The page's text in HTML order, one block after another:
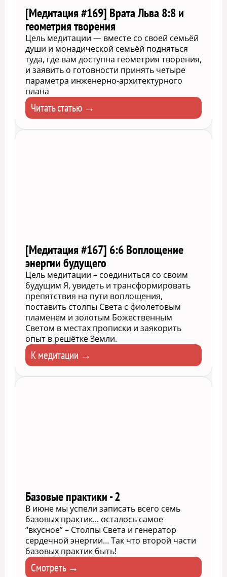
[Медитация #169] Врата Льва 8:8 и
геометрия творения
Цель медитации — вместе со своей семьёй
души и монадической семьёй подняться
туда, где вам доступна геометрия творения,
и заявить о готовности принять четыре
параметра инженерно-архитектурного
плана
Читать статью →
[Медитация #167] 6:6 Воплощение
энергии будущего
Цель медитации – соединиться со своим
будущим Я, увидеть и трансформировать
препятствия на пути воплощения,
поставить столпы Света с фиолетовым
пламенем и золотым Божественным
Светом в местах прописки и заякорить
опыт в решётке Земли.
К медитации →
Базовые практики - 2
В июне мы успели записать всего семь
базовых практик... осталось самое
“вкусное” – Столпы Света и генератор
сердечной энергии… Так что второй части
базовых практик быть!
Смотреть →